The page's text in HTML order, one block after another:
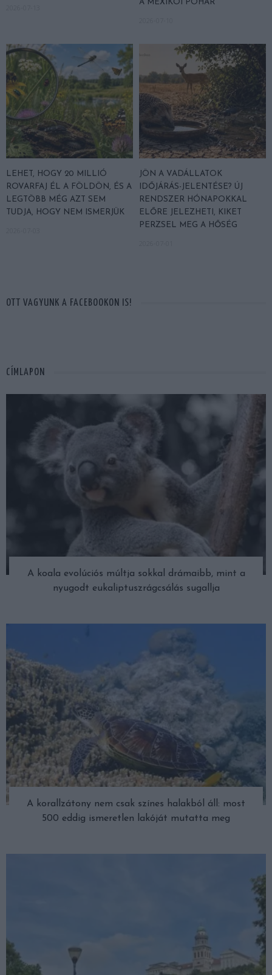
A MEXIKÓI POHÁR
LEHET, HOGY 20 MILLIÓ
ROVARFAJ ÉL A FÖLDÖN, ÉS A
LEGTÖBB MÉG AZT SEM
TUDJA, HOGY NEM ISMERJÜK
JÖN A VADÁLLATOK
IDŐJÁRÁS-JELENTÉSE? ÚJ
RENDSZER HÓNAPOKKAL
ELŐRE JELEZHETI, KIKET
PERZSEL MEG A HŐSÉG
OTT VAGYUNK A FACEBOOKON IS!
CÍMLAPON
A koala evolúciós múltja sokkal drámaibb, mint a
nyugodt eukaliptuszrágcsálás sugallja
A korallzátony nem csak színes halakból áll: most
500 eddig ismeretlen lakóját mutatta meg